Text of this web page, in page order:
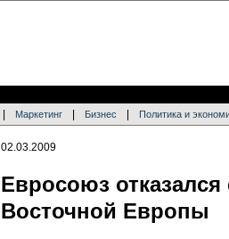
Маркетинг Бизнес Политика и
02.03.2009
Евросоюз
Восточной Европы